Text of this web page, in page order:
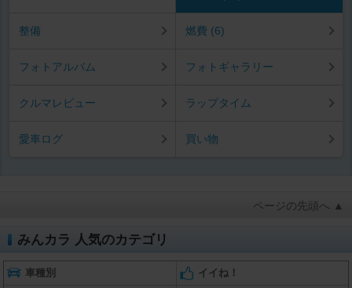
整備 燃費 (6)
フォトアルバム フォトギャラリー
クルマレビュー ラップタイム
愛車ログ 買い物
ページの先頭へ ▲
みんカラ 人気のカテゴリ
車種別 イイね！